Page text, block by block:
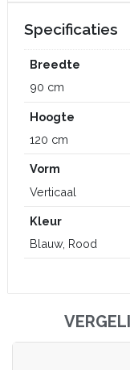
Specificaties
Breedte
90 cm
Hoogte
120 cm
Vorm
Verticaal
Kleur
Blauw, Rood